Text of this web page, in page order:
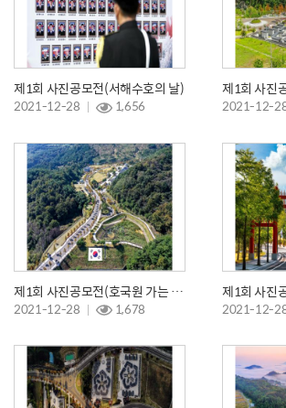
제1회 사진공모전(서해수호의 날)
2021-12-28 1,656 2021-12-
제1회 사진공모전(호국원 가는 길)
2021-12-28 1,678
제1회 사진
2021-12-